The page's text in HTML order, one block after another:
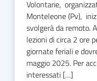
Volontarie,
Monteleone (Pv),
svolgerà da remoto.
lezioni di circa 2 ore
giornate feriali e
maggio 2025. Per
interessati […]